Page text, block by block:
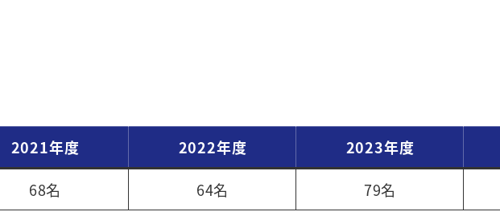
2021年度 2022年度 2023年度
68名 64名 79名